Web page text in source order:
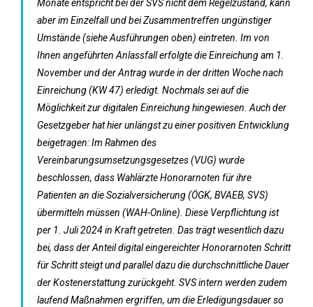
Monate entspricht bei der SVS nicht dem Regelzustand, kann
aber im Einzelfall und bei Zusammentreffen ungünstiger
Umstände (siehe Ausführungen oben) eintreten. Im von
Ihnen angeführten Anlassfall erfolgte die Einreichung am 1.
November und der Antrag wurde in der dritten Woche nach
Einreichung (KW 47) erledigt. Nochmals sei auf die
Möglichkeit zur digitalen Einreichung hingewiesen. Auch der
Gesetzgeber hat hier unlängst zu einer positiven Entwicklung
beigetragen: Im Rahmen des
Vereinbarungsumsetzungsgesetzes (VUG) wurde
beschlossen, dass Wahlärzte Honorarnoten für ihre
Patienten an die Sozialversicherung (ÖGK, BVAEB, SVS)
übermitteln müssen (WAH-Online). Diese Verpflichtung ist
per 1. Juli 2024 in Kraft getreten. Das trägt wesentlich dazu
bei, dass der Anteil digital eingereichter Honorarnoten Schritt
für Schritt steigt und parallel dazu die durchschnittliche Dauer
der Kostenerstattung zurückgeht. SVS intern werden zudem
laufend Maßnahmen ergriffen, um die Erledigungsdauer so